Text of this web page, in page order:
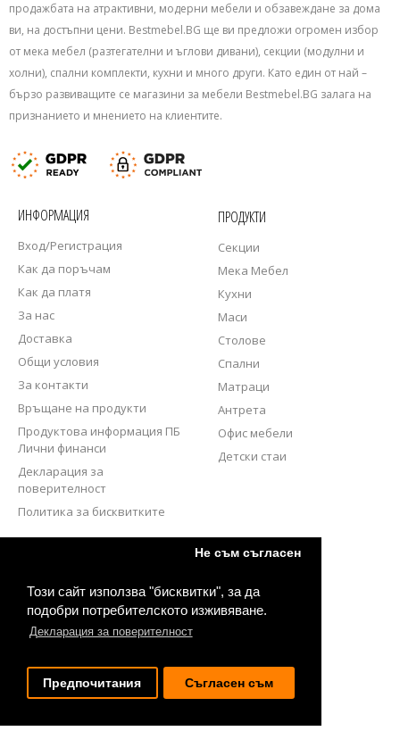
Този сайт използва "бисквитки", за да
подобри потребителското изживяване.
Декларация за поверителност
Не съм съгласен
Предпочитания Съгласен съм
продажбата на атрактивни, модерни мебели и обзавеждане за дома
ви, на достъпни цени. Bestmebel.BG ще ви предложи огромен избор
от мека мебел (разтегателни и ъглови дивани), секции (модулни и
холни), спални комплекти, кухни и много други. Като един от най –
бързо развиващите се магазини за мебели Bestmebel.BG залага на
признанието и мнението на клиентите.
ИНФОРМАЦИЯ
Вход/Регистрация
Как да поръчам
Как да платя
За нас
Доставка
Общи условия
За контакти
Връщане на продукти
Продуктова информация ПБ
Лични финанси
Декларация за
поверителност
Политика за бисквитките
ПРОДУКТИ
Секции
Мека Мебел
Кухни
Маси
Столове
Спални
Матраци
Антрета
Офис мебели
Детски стаи